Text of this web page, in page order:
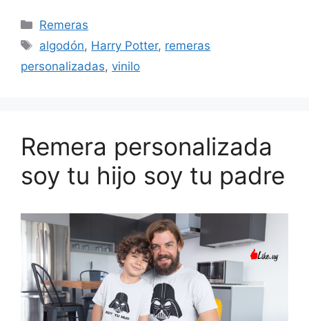
Categorías
Remeras
Etiquetas
algodón, Harry Potter, remeras
personalizadas, vinilo
Remera personalizada
soy tu hijo soy tu padre